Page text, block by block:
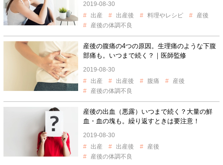
2019-08-30
出産
出産後 料理やレシピ
産後
産後の体調不良
産後の腹痛の4つの原因。生理痛のような下腹
部痛も。いつまで続く？｜医師監修
2019-08-30
出産
出産後 腹痛
産後
産後の体調不良
産後の出血（悪露）いつまで続く？大量の鮮
血・血の塊も。繰り返すときは要注意！
2019-08-30
出産
出産後
産後
産後の体調不良